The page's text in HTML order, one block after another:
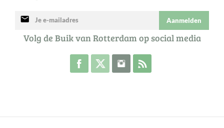
mail Aanmelden
Volg de Buik van Rotterdam op social media
Volg de Buik op Facebook
Volg de Buik op Twitter
Volg de Buik op Instagram